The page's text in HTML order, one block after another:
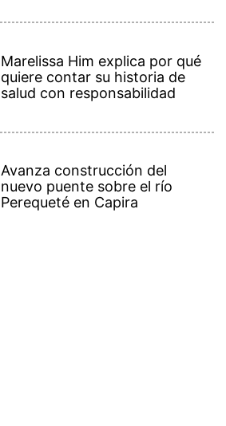
Marelissa Him explica por qué
quiere contar su historia de
salud con responsabilidad
Avanza construcción del
nuevo puente sobre el río
Perequeté en Capira